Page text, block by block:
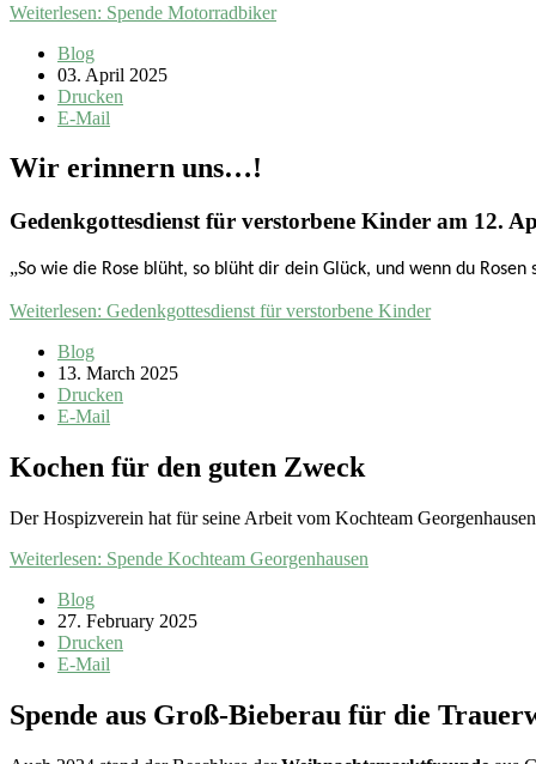
Weiterlesen: Spende Motorradbiker
Blog
03. April 2025
Drucken
E-Mail
Wir erinnern uns…!
Gedenkgottesdienst für verstorbene Kinder am 12.
„So wie die Rose blüht, so blüht dir dein Glück, und wenn du Rosen
Weiterlesen: Gedenkgottesdienst für verstorbene Kinder
Blog
13. March 2025
Drucken
E-Mail
Kochen für den guten Zweck
Der Hospizverein hat für seine Arbeit vom Kochteam
Weiterlesen: Spende Kochteam Georgenhausen
Blog
27. February 2025
Drucken
E-Mail
Spende aus Groß-Bieberau für die